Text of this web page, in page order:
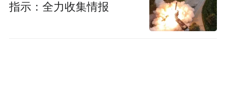
指示：全力收集情报